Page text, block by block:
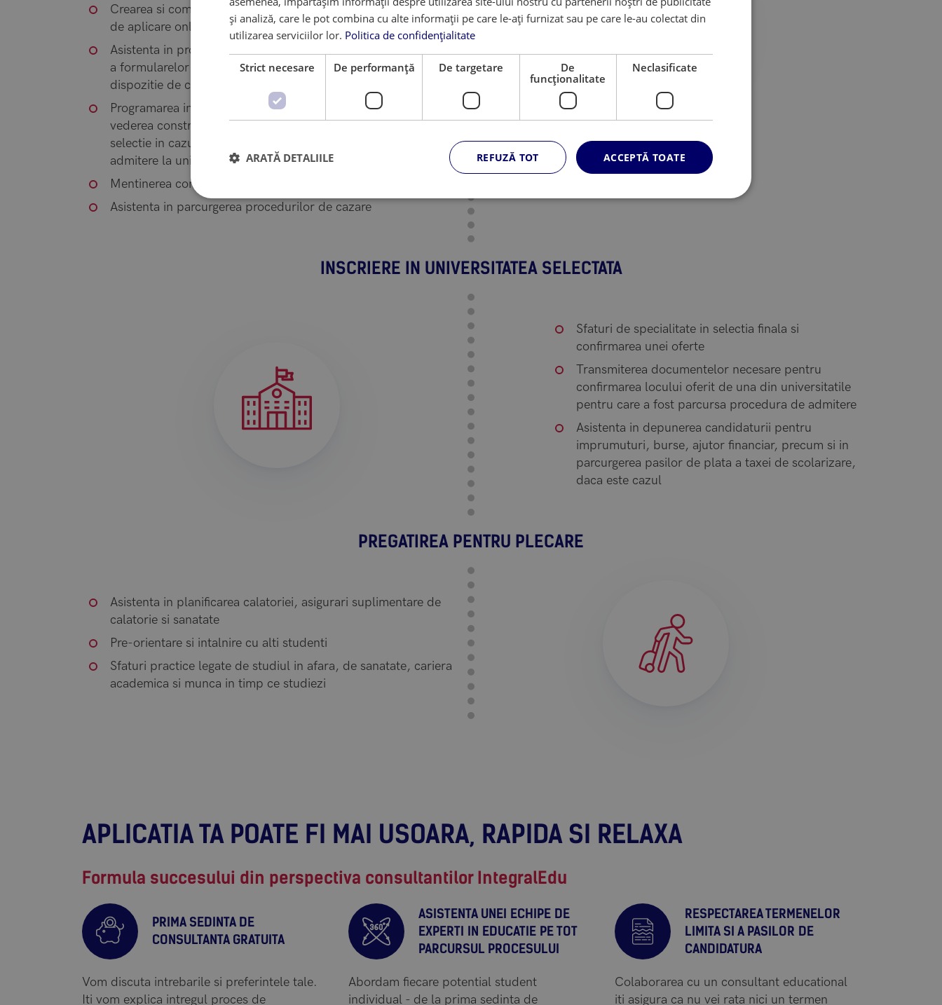
Crearea si completarea profilului solicitantului pe platformele
de aplicare online
Asistenta in procesul de incarcare a pachetului de documente si
a formularelor de candidatura in cadrul platformelor puse la
dispozitie de catre universitati
Programarea interviului, auditiei, si indrumarea candidatului in
vederea constructiei portofoliului si parcurgerii procedurilor de
selectie in cazul in care acestea fac parte din procesul de
admitere la universitate
Mentinerea comunicarii cu universitatile selectate
Asistenta in parcurgerea procedurilor de cazare
INSCRIERE IN UNIVERSITATEA SELECTATA
Sfaturi de specialitate in selectia finala si
confirmarea unei oferte
Transmiterea documentelor necesare pentru
confirmarea locului oferit de una din universitatile
pentru care a fost parcursa procedura de admitere
Asistenta in depunerea candidaturii pentru
imprumuturi, burse, ajutor financiar, precum si in
parcurgerea pasilor de plata a taxei de scolarizare,
daca este cazul
PREGATIREA PENTRU PLECARE
Asistenta in planificarea calatoriei, asigurari suplimentare de
calatorie si sanatate
Pre-orientare si intalnire cu alti studenti
Sfaturi practice legate de studiul in afara, de sanatate, cariera
academica si munca in timp ce studiezi
APLICATIA TA POATE FI MAI USOARA, RAPIDA SI RELAXA
Formula succesului din perspectiva consultantilor IntegralEdu
PRIMA SEDINTA DE
CONSULTANTA GRATUITA
Vom discuta intrebarile si preferintele tale.
Iti vom explica intregul proces de
ASISTENTA UNEI ECHIPE DE
EXPERTI IN EDUCATIE PE TOT
PARCURSUL PROCESULUI
Abordam fiecare potential student
individual - de la prima sedinta de
RESPECTAREA TERMENELOR
LIMITA SI A PASILOR DE
CANDIDATURA
Colaborarea cu un consultant educational
iti asigura ca nu vei rata nici un termen
și analiză, care le pot combina cu alte informații pe care le-ați furnizat sau pe care le-au colectat din
utilizarea serviciilor lor. Politica de confidențialitate
Strict necesare De performanță De targetare
De
funcţionalitate
Neclasificate
ACCEPTĂ TOATE
REFUZĂ TOT
ARATĂ DETALIILE